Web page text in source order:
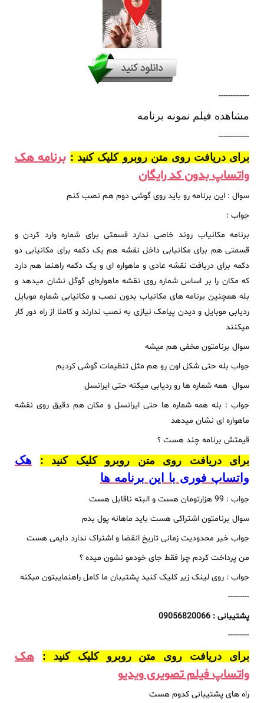
-------------
مشاهده فیلم نمونه برنامه
-------------
برای دریافت روی متن روبرو کلیک کنید : برنامه هک
واتساپ بدون کد رایگان
سوال : این برنامه رو باید روی گوشی دوم هم نصب کنم
جواب :
برنامه مکانیاب روند خاصی ندارد قسمتی برای شماره وارد کردن و
قسمتی هم برای مکانیابی داخل نقشه هم یک دکمه برای مکانیابی دو
دکمه برای دریافت نقشه عادی و ماهواره ای و یک دکمه راهنما هم دارد
که مکان را بر اساس شماره روی نقشه ماهواره‌ای گوگل نشان میدهد و
بله همچنین برنامه های مکانیاب بدون نصب و مکانیابی شماره موبایل
ردیابی موبایل و دیدن پیامک نیازی به نصب ندارند و کاملا از راه دور کار
میکنند
سوال برنامتون مخفی هم میشه
جواب بله حتی شکل اون رو هم مثل تنظیمات گوشی کردیم
سوال همه شماره ها رو ردیابی میکنه حتی ایرانسل
جواب : بله همه شماره ها حتی ایرانسل و مکان هم دقیق روی نقشه
ماهواره ای نشان میدهد
قیمتش برنامه چند هست ؟
برای دریافت روی متن روبرو کلیک کنید :
هک
واتساپ فوری با این برنامه ها
جواب : 99 هزارتومان هست و البته ناقابل هست
سوال برنامتون اشتراکی هست باید ماهانه پول بدم
جواب خیر محدودیت زمانی تاریخ انقضا و اشتراک ندارد دایمی هست
من پرداخت کردم چرا فقط جای خودمو نشون میده ؟
جواب : روی لینک زیر کلیک کنید پشتیبان ما کامل راهنماییتون میکنه
---------
پشتیبانی : 09056820066
---------
برای دریافت روی متن روبرو کلیک کنید :
هک
واتساپ فیلم تصویری ویدیو
راه های پشتیبانی کدوم هست